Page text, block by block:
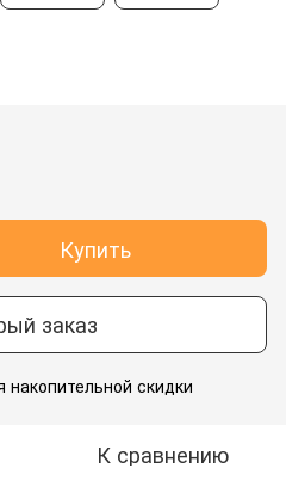
Купить
заказ
скидки
К сравнению